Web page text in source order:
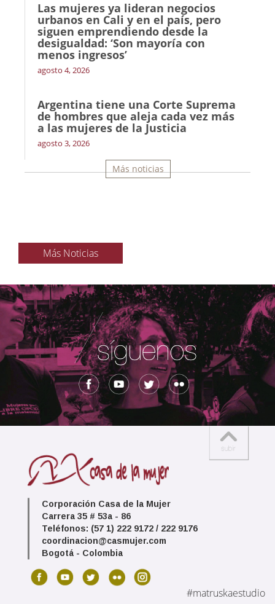
Las mujeres ya lideran negocios
urbanos en Cali y en el país, pero
siguen emprendiendo desde la
desigualdad: ‘Son mayoría con
menos ingresos’
agosto 4, 2026
Argentina tiene una Corte Suprema
de hombres que aleja cada vez más
a las mujeres de la Justicia
agosto 3, 2026
Más noticias
Más Noticias
Corporación Casa de la Mujer
Carrera 35 # 53a - 86
Teléfonos: (57 1) 222 9172 / 222 9176
coordinacion@casmujer.com
Bogotá - Colombia
#matruskaestudio